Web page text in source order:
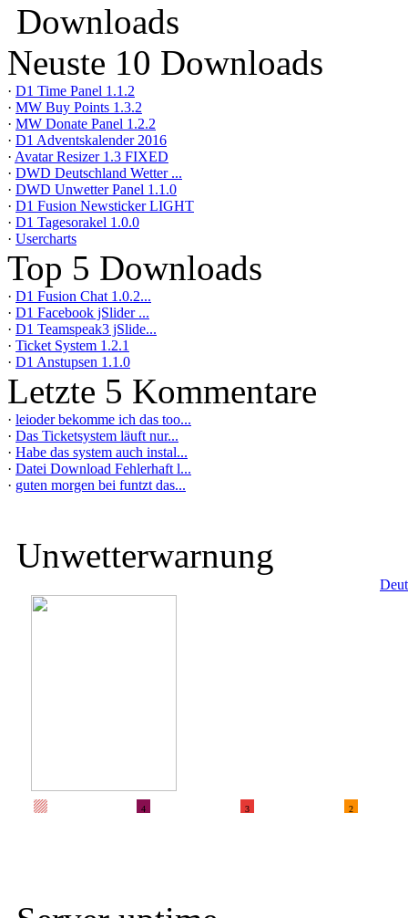
Downloads
Neuste 10 Downloads
· D1 Time Panel 1.1.2
· MW Buy Points 1.3.2
· MW Donate Panel 1.2.2
· D1 Adventskalender 2016
· Avatar Resizer 1.3 FIXED
· DWD Deutschland Wetter ...
· DWD Unwetter Panel 1.1.0
· D1 Fusion Newsticker LIGHT
· D1 Tagesorakel 1.0.0
· Usercharts
Top 5 Downloads
· D1 Fusion Chat 1.0.2...
· D1 Facebook jSlider ...
· D1 Teamspeak3 jSlide...
· Ticket System 1.2.1
· D1 Anstupsen 1.1.0
Letzte 5 Kommentare
· leioder bekomme ich das too...
· Das Ticketsystem läuft nur...
· Habe das system auch instal...
· Datei Download Fehlerhaft l...
· guten morgen bei funtzt das...
Unwetterwarnung
4 3 2